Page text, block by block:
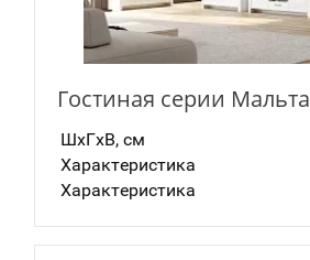
Гостиная серии Мальта
ШxГxВ, см
Характеристика
Характеристика